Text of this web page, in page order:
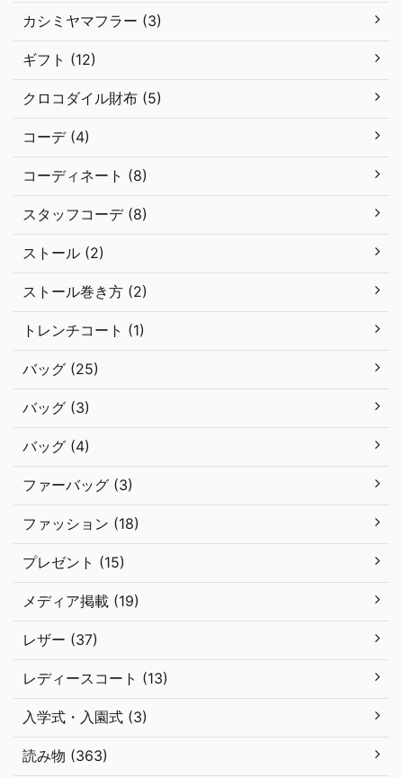
カシミヤマフラー (3)
ギフト (12)
クロコダイル財布 (5)
コーデ (4)
コーディネート (8)
スタッフコーデ (8)
ストール (2)
ストール巻き方 (2)
トレンチコート (1)
バッグ (25)
バッグ (3)
バッグ (4)
ファーバッグ (3)
ファッション (18)
プレゼント (15)
メディア掲載 (19)
レザー (37)
レディースコート (13)
入学式・入園式 (3)
読み物 (363)